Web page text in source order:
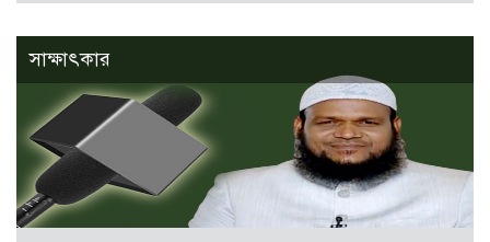
সাক্ষাৎকার